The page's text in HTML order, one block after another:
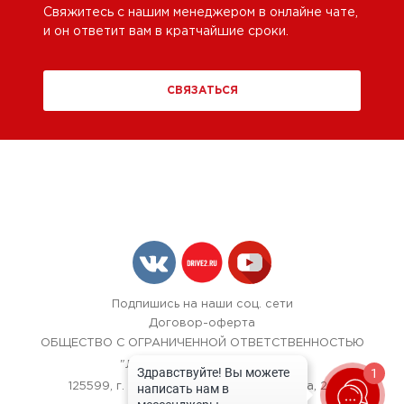
Свяжитесь с нашим менеджером в онлайне чате,
и он ответит вам в кратчайшие сроки.
СВЯЗАТЬСЯ
Подпишись на наши соц. сети
Договор-оферта
ОБЩЕСТВО С ОГРАНИЧЕННОЙ ОТВЕТСТВЕННОСТЬЮ
"ЛОК БОКС АВТОСЕРВИС",
125599, г. Москва, улица Красная Сосна, 24
1